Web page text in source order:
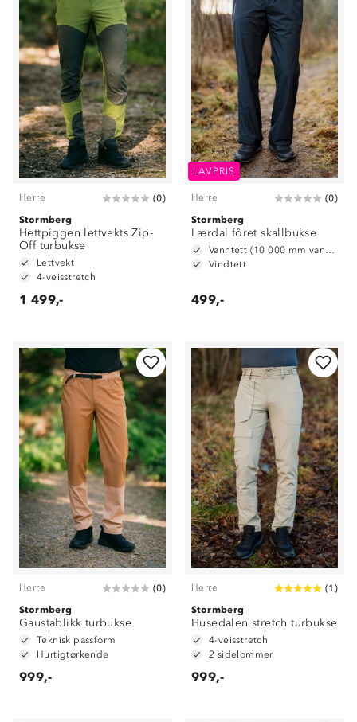
Herre (0)
Stormberg
Hettpiggen lettvekts Zip-
Off turbukse
Lettvekt
4-veisstretch
1 499,-
LAVPRIS
Herre (0)
Stormberg
Lærdal fôret skallbukse
Vanntett (10 000 mm vannsøyle)
Vindtett
499,-
Herre (0)
Stormberg
Gaustablikk turbukse
Teknisk passform
Hurtigtørkende
999,-
Herre (1 )
Stormberg
Husedalen stretch turbukse
4-veisstretch
2 sidelommer
999,-